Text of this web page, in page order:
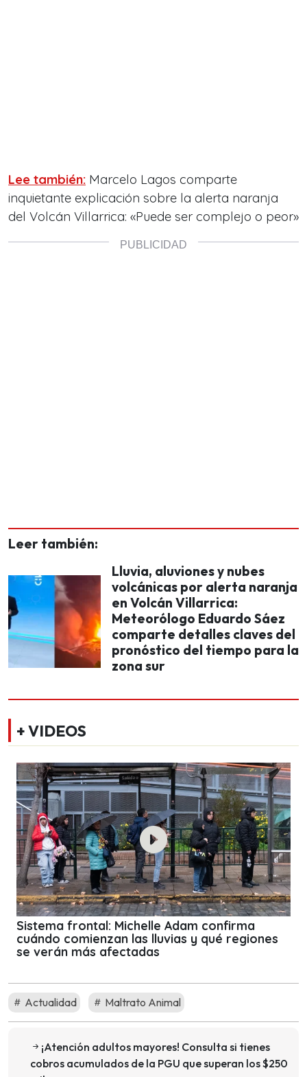
Lee también: Marcelo Lagos comparte
inquietante explicación sobre la alerta naranja
del Volcán Villarrica: «Puede ser complejo o peor»
Leer también:
Lluvia, aluviones y nubes
volcánicas por alerta naranja
en Volcán Villarrica:
Meteorólogo Eduardo Sáez
comparte detalles claves del
pronóstico del tiempo para la
zona sur
+ VIDEOS
Sistema frontal: Michelle Adam confirma
cuándo comienzan las lluvias y qué regiones
se verán más afectadas
Actualidad Maltrato Animal
¡Atención adultos mayores! Consulta si tienes
cobros acumulados de la PGU que superan los $250